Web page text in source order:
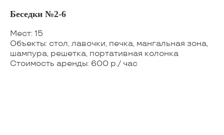
Беседки №2-6
Мест: 15
Объекты: стол, лавочки, печка, мангальная зона,
шампура, решетка, портативная колонка
Стоимость аренды: 600 р./ час